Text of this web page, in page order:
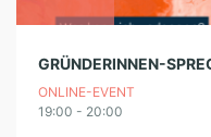
ONLINE-EVENT
19:00 - 20:00